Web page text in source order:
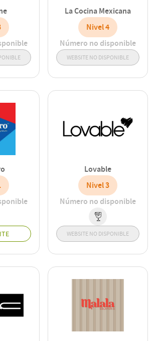
La Cocina Mexicana
Nivel 4
Número no disponible
WEBSITE NO DISPONIBLE
Lovable
Nivel 3
Número no disponible
WEBSITE NO DISPONIBLE